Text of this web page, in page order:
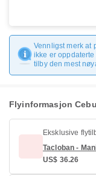
Vennligst merk at
ikke er
tilby den mest
Flyinformasjon
Eksklusive
Tacloban -
US$ 36.26